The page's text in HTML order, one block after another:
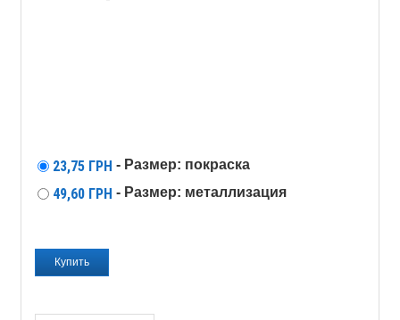
23,75 ГРН - Размер: покраска
49,60 ГРН - Размер: металлизация